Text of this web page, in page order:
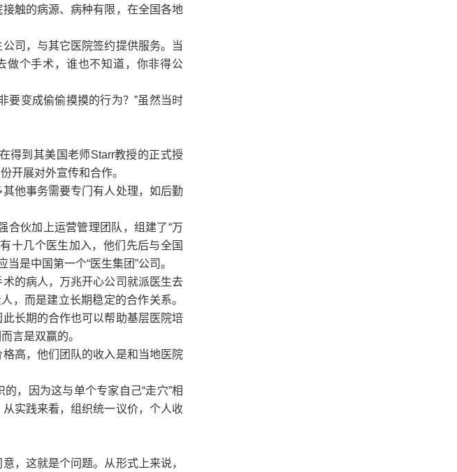
触的病源、病种有限，在全国各地
司，与其它医院签约提供服务。当
做个手术，谁也不知道，你非得公
要变成偷偷摸摸的行为？”虽然当时
得到其美国老师Starr教授的正式授
开展对外宣传和合作。
他事务需要专门有人处理，如后勤
合伙加上运营管理团队，组建了“万
十几个医生加入，他们先后与全国
是中国第一个“医生集团”公司。
的病人，万兆开心公司就派医生去
，而是建立长期稳定的合作关系。
长期的合作也可以帮助基层医院培
言是双赢的。
高，他们团队的收入是和当地医院
，因为这与单个专家自己“走穴”相
实践来看，组织统一议价，个人收
，这就是个问题。从形式上来说，